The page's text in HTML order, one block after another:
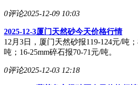
0评论2025-12-09 10:03
2025-12-3厦门天然砂今天价格行情
12月3日，厦门天然砂报119-124元/吨
吨；16-25mm碎石报70-71元/吨。
0评论2025-12-03 12:18